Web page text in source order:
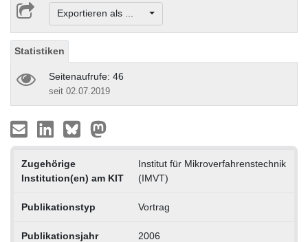
Exportieren als ...
Statistiken
Seitenaufrufe: 46
seit 02.07.2019
Zugehörige
Institution(en) am KIT
Institut für Mikroverfahrenstechnik
(IMVT)
Publikationstyp Vortrag
Publikationsjahr 2006